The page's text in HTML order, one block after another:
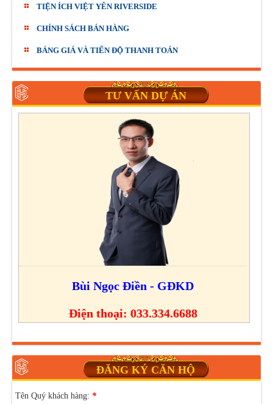
TIỆN ÍCH VIỆT YÊN RIVERSIDE
CHÍNH SÁCH BÁN HÀNG
BẢNG GIÁ VÀ TIẾN ĐỘ THANH TOÁN
TƯ VẤN DỰ ÁN
Bùi Ngọc Điền - GĐKD
Điện thoại: 033.334.6688
ĐĂNG KÝ CĂN HỘ
Tên Quý khách hàng: *